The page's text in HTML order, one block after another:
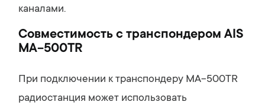
каналами.
Совместимость с транспондером AIS
MA-500TR
При подключении к транспондеру MA-500TR
радиостанция может использовать